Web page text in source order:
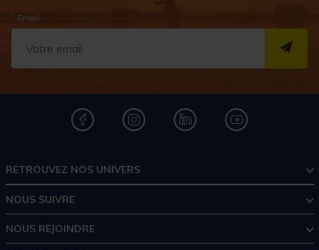
* Email
RETROUVEZ NOS UNIVERS
NOUS SUIVRE
NOUS REJOINDRE